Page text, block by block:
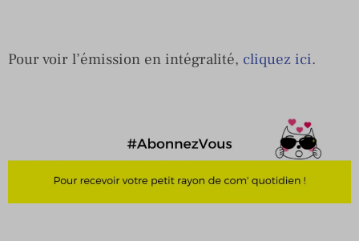
Pour voir l’émission en intégralité, cliquez ici.